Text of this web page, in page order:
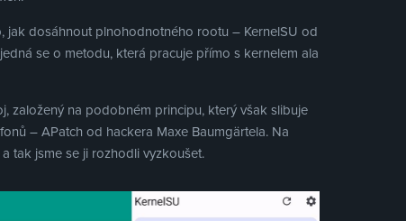
dosáhnout plnohodnotného rootu – KernelSU od
se o metodu, která pracuje přímo s kernelem ala
založený na podobném principu, který však slibuje
– APatch od hackera Maxe Baumgärtela. Na
tak jsme se ji rozhodli vyzkoušet.